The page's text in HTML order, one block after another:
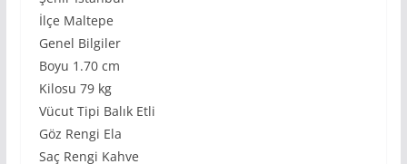
İlçe Maltepe
Genel Bilgiler
Boyu 1.70 cm
Kilosu 79 kg
Vücut Tipi Balık Etli
Göz Rengi Ela
Saç Rengi Kahve